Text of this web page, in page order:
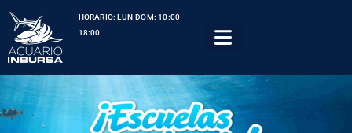
HORARIO: LUN-DOM: 10:00-
18:00